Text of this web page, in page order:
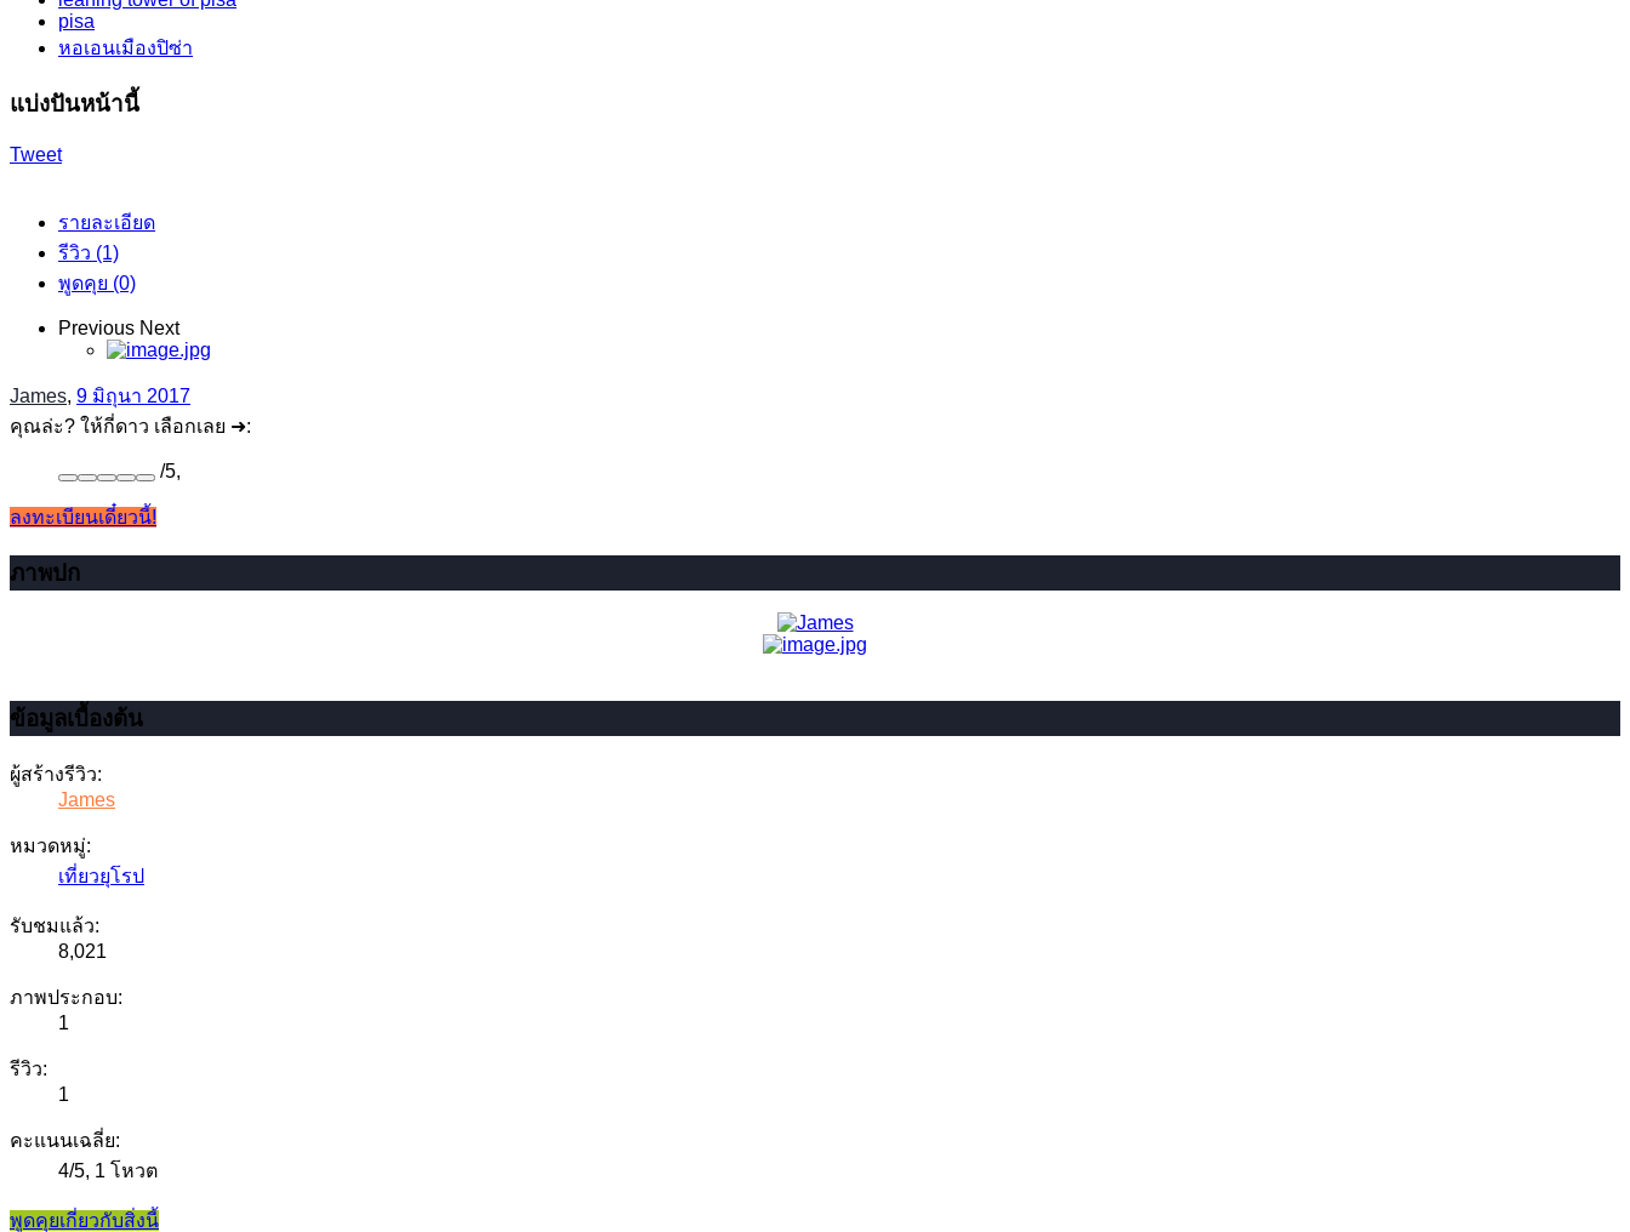
pisa
หอเอนเมืองปิซ่า
แบ่งปันหน้านี้
Tweet
รายละเอียด
รีวิว (1)
พูดคุย (0)
Previous Next
James, 9 มิถุนา 2017
คุณล่ะ? ให้กี่ดาว เลือกเลย ➜:
/5,
ลงทะเบียนเดี๋ยวนี้!
ภาพปก
ข้อมูลเบื้องต้น
ผู้สร้างรีวิว:
James
หมวดหมู่:
เที่ยวยุโรป
รับชมแล้ว:
8,021
ภาพประกอบ:
1
รีวิว:
1
คะแนนเฉลี่ย:
4/5, 1 โหวต
พูดคุยเกี่ยวกับสิ่งนี้